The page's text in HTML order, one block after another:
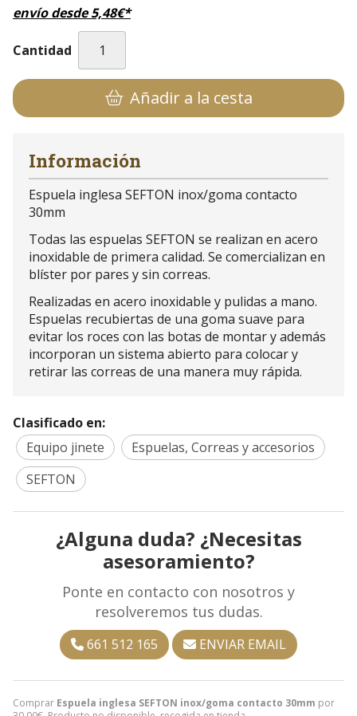
envío desde5,48€*
Cantidad
Añadir a la cesta
Comprar Espuela inglesa SEFTON inox/goma contacto 30mm por
Información
Espuela inglesa SEFTON inox/goma contacto
30mm
Todas las espuelas SEFTON se realizan en acero
inoxidable de primera calidad. Se comercializan en
blíster por pares y sin correas.
Realizadas en acero inoxidable y pulidas a mano.
Espuelas recubiertas de una goma suave para
evitar los roces con las botas de montar y además
incorporan un sistema abierto para colocar y
retirar las correas de una manera muy rápida.
Clasificado en:
Equipo jinete
Espuelas, Correas y accesorios
SEFTON
¿Alguna duda? ¿Necesitas
asesoramiento?
Ponte en contacto con nosotros y
resolveremos tus dudas.
661 512 165 ENVIAR EMAIL